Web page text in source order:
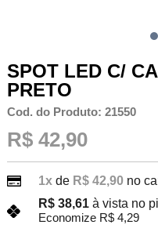
SPOT LED C/
PRETO
Cod. do Produto: 21550
R$ 42,90
1xde R$ 42,90 no
R$ 38,61 à vista no
Economize R$ 4,29